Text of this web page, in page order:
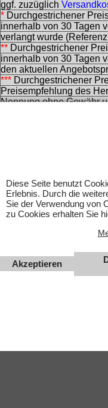
ggf. zuzüglich
* Durchgestrichener
innerhalb von 30 Tagen
verlangt wurde
** Durchgestrichener
innerhalb von 30 Tagen
den aktuellen
*** Durchgestrichener
Preisempfehlung des
Nennung ohne Gewähr
Zubehör gehört nicht
Warenzeichen und
Inhabers.
Diese Seite benutzt
Erlebnis. Durch die
Sie der Verwendung von
zu Cookies erhalten Sie
Akzeptieren